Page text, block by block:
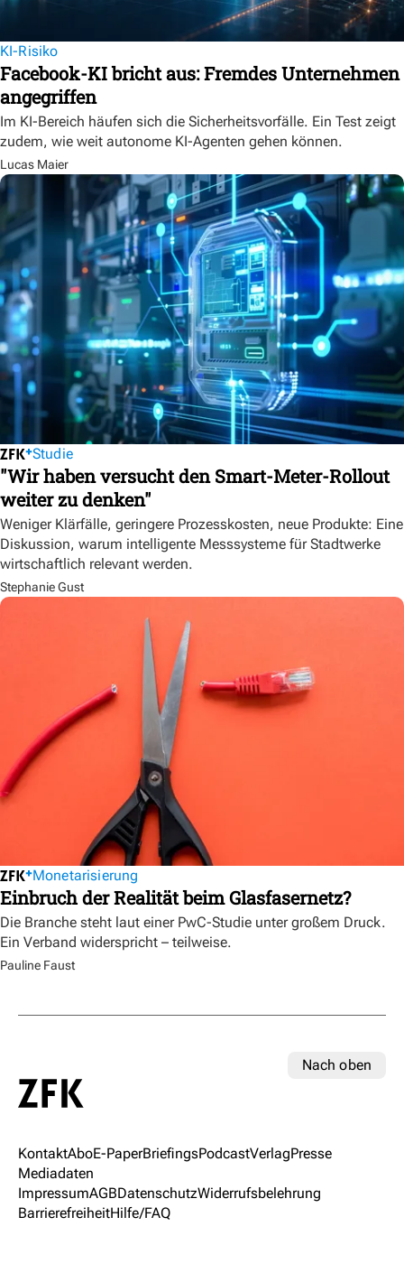
KI-Risiko
Facebook-KI bricht aus: Fremdes Unternehmen
angegriffen
Im KI-Bereich häufen sich die Sicherheitsvorfälle. Ein Test zeigt
zudem, wie weit autonome KI-Agenten gehen können.
Lucas Maier
Studie
"Wir haben versucht den Smart-Meter-Rollout
weiter zu denken"
Weniger Klärfälle, geringere Prozesskosten, neue Produkte: Eine
Diskussion, warum intelligente Messsysteme für Stadtwerke
wirtschaftlich relevant werden.
Stephanie Gust
Monetarisierung
Einbruch der Realität beim Glasfasernetz?
Die Branche steht laut einer PwC-Studie unter großem Druck.
Ein Verband widerspricht – teilweise.
Pauline Faust
Nach oben
KontaktAboE-PaperBriefingsPodcastVerlagPresse
Mediadaten
ImpressumAGBDatenschutzWiderrufsbelehrung
BarrierefreiheitHilfe/FAQ